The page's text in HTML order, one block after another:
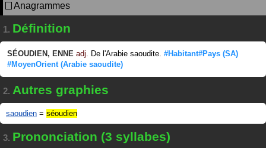
Anagrammes
1. Définition
SÉOUDIEN , ENNE adj. De l'Arabie saoudite. #Habitant#Pays (SA)
#MoyenOrient (Arabie saoudite)
2. Autres graphies
saoudien = séoudien
3. Prononciation (3 syllabes)